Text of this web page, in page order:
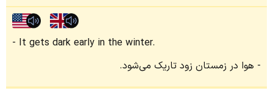
It gets dark early in the winter.
هوا در زمستان زود تاریک می‌شود.